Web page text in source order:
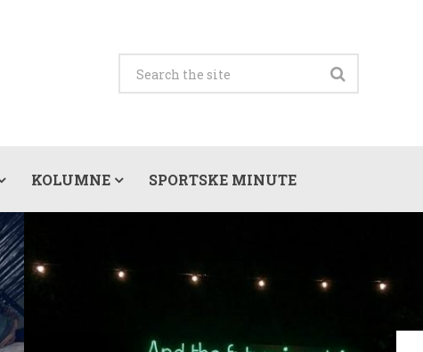
KOLUMNE SPORTSKE MINUTE